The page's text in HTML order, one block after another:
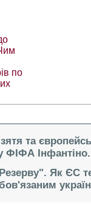
по
та
ФІФА Інфантіно.
Як ЄС